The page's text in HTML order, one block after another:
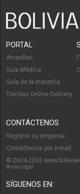
PORTAL
Amarillas
Guía Médica
Guía de la Industria
Tiendas Online Delivery
CONTÁCTENOS
Registre su empresa
Contáctenos por e-mail
© 2004-2026
Aviso Legal
SÍGUENOS EN: